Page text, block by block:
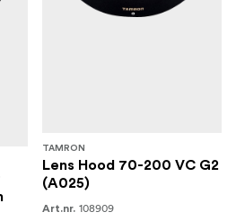
TAMRON
Lens Hood 70-200 VC G2
(A025)
Art.nr. 108909